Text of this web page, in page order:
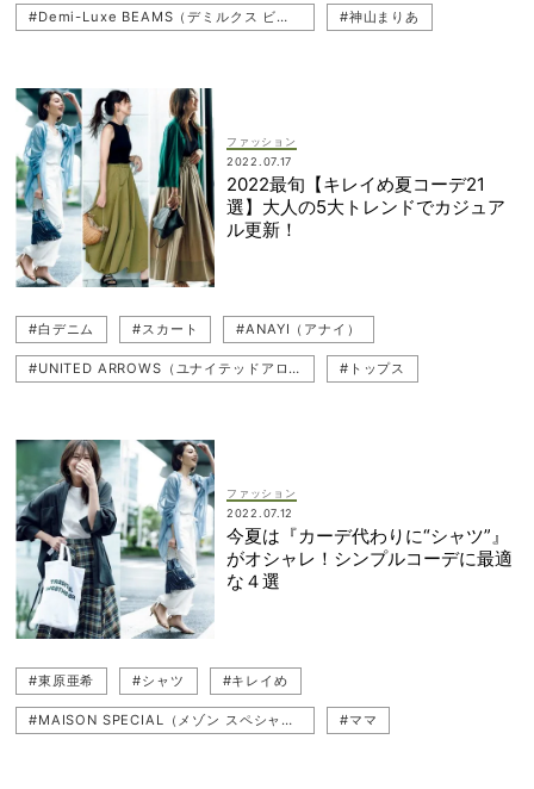
#Demi-Luxe BEAMS（デミルクス ビームス） #神山まりあ
#シャカシャカ
#GALERIE VIE（ギャルリー・ヴィー） #洗える服 #通勤
#ネイビーパンツ #通勤コーデ
#ADAM ET ROPE'（アダム エ ロペ）
ファッション
2022.07.17
2022最旬【キレイめ夏コーデ21
選】大人の5大トレンドでカジュア
ル更新！
#白デニム #スカート #ANAYI（アナイ）
#UNITED ARROWS（ユナイテッドアローズ） #トップス
#シャツ #Whim Gazette（ウィム ガゼット）
#肌見せ #カーディガンコーデ #カジュアル #ママ
#LOEFF（ロエフ） #ブラウス #デニムコーデ
#uncrave（アンクレイヴ）
#BLACK BY MOUSSY（ブラックバイマウジー）
#羽織り #THE Shinzone（ザ シンゾーン）
ファッション
2022.07.12
今夏は『カーデ代わりに“シャツ”』
がオシャレ！シンプルコーデに最適
な４選
#東原亜希 #シャツ #キレイめ
#MAISON SPECIAL（メゾン スペシャル） #ママ